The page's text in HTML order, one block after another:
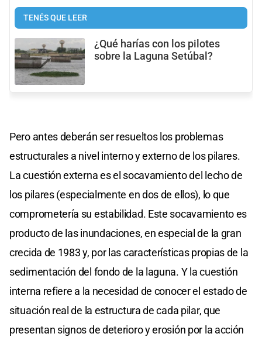
TENÉS QUE LEER
¿Qué harías con los pilotes
sobre la Laguna Setúbal?
Pero antes deberán ser resueltos los problemas
estructurales a nivel interno y externo de los pilares.
La cuestión externa es el socavamiento del lecho de
los pilares (especialmente en dos de ellos), lo que
comprometería su estabilidad. Este socavamiento es
producto de las inundaciones, en especial de la gran
crecida de 1983 y, por las características propias de la
sedimentación del fondo de la laguna. Y la cuestión
interna refiere a la necesidad de conocer el estado de
situación real de la estructura de cada pilar, que
presentan signos de deterioro y erosión por la acción